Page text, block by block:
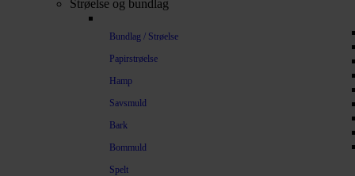
Strøelse og bundlag
Bundlag / Strøelse
Papirstrøelse
Hamp
Savsmuld
Bark
Bommuld
Spelt